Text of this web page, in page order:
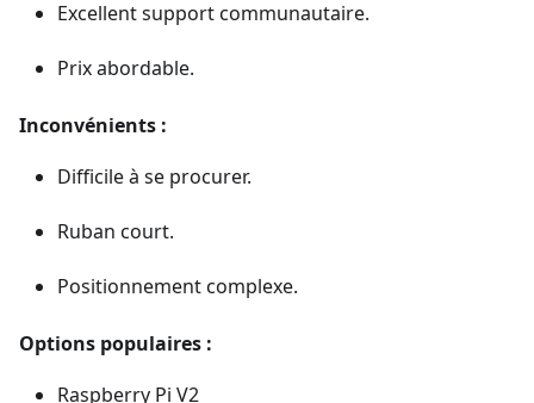
Excellent support communautaire.
Prix abordable.
Inconvénients :
Difficile à se procurer.
Ruban court.
Positionnement complexe.
Options populaires :
Raspberry Pi V2